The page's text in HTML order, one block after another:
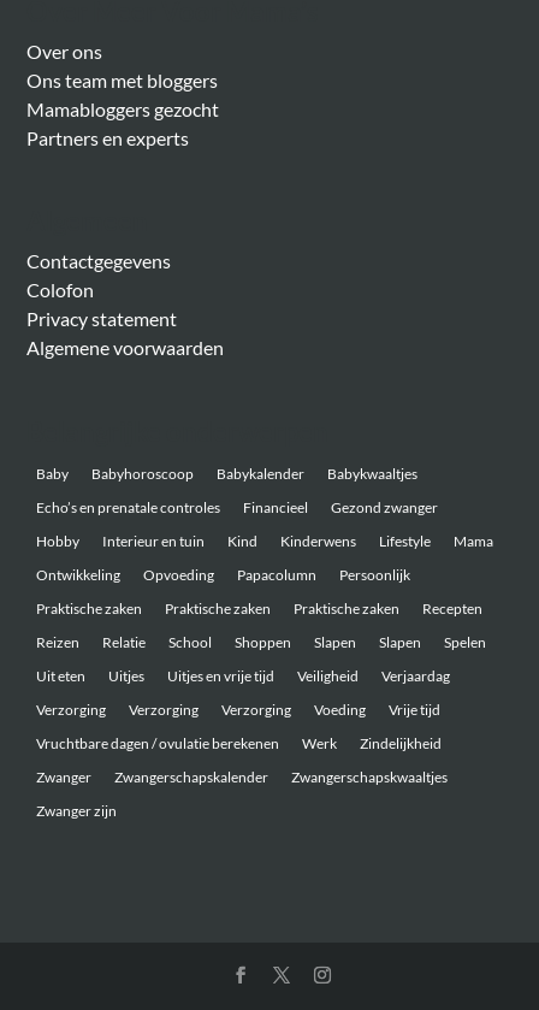
Over ons
Ons team met bloggers
Mamabloggers gezocht
Partners en experts
Contactgegevens
Colofon
Privacy statement
Algemene voorwaarden
Baby Babyhoroscoop Babykalender
Babykwaaltjes
Echo’s en prenatale controles
Financieel
Gezond zwanger
Hobby
Interieur en tuin Kind Kinderwens Lifestyle
Mama
Ontwikkeling
Opvoeding Papacolumn
Persoonlijk
Praktische zaken
Praktische zaken Praktische zaken
Recepten
Reizen
Relatie School Shoppen Slapen Slapen
Spelen
Uit eten
Uitjes Uitjes en vrije tijd Veiligheid
Verjaardag
Verzorging
Verzorging Verzorging Voeding
Vrije tijd
Vruchtbare dagen / ovulatie berekenen
Werk
Zindelijkheid
Zwanger
Zwangerschapskalender
Zwangerschapskwaaltjes
Zwanger zijn